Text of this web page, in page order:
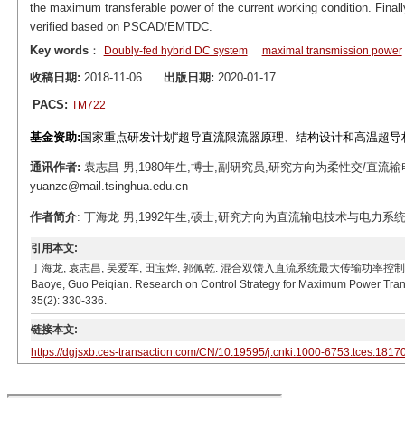
the maximum transferable power of the current working condition.
verified based on PSCAD/EMTDC.
Key words： Doubly-fed hybrid DC system maximal transmission power
收稿日期: 2018-11-06 出版日期: 2020-01-17
PACS: TM722
基金资助: 国家重点研发计划“超导直流限流器原理、结构设计和高温超
通讯作者: 袁志昌 男,1980年生,博士,副研究员,研究方向为柔性交/直流
yuanzc@mail.tsinghua.edu.cn
作者简介: 丁海龙 男,1992年生,硕士,研究方向为直流输电技术与电力系
引用本文:
丁海龙, 袁志昌, 吴爱军, 田宝烨, 郭佩乾. 混合双馈入直流系统最大传输功率
Baoye, Guo Peiqian. Research on Control Strategy for Maximum Power
35(2): 330-336.
链接本文:
https://dgjsxb.ces-transaction.com/CN/10.19595/j.cnki.1000-